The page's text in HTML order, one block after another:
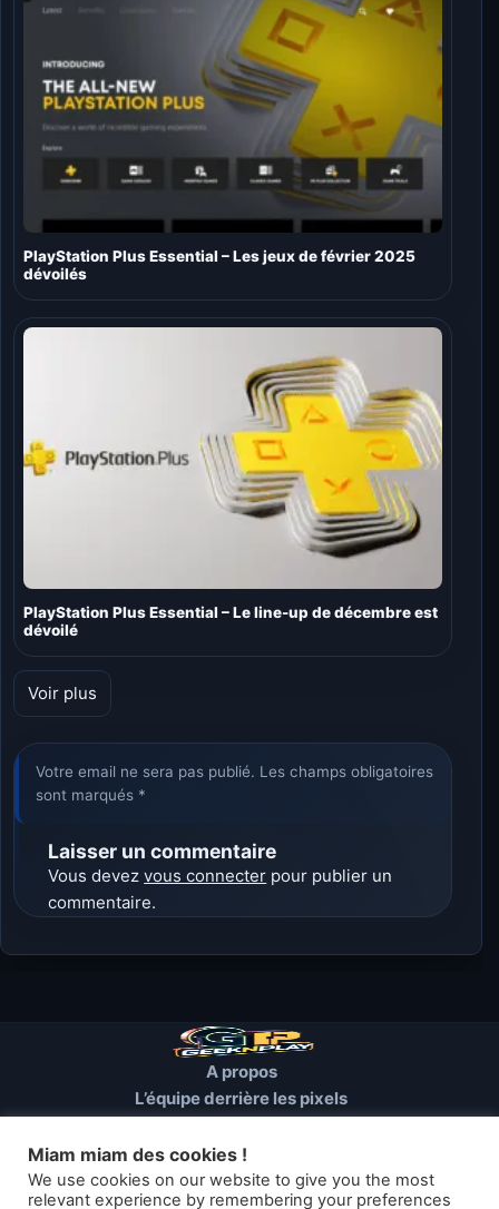
PlayStation Plus Essential – Les jeux de février 2025
dévoilés
PlayStation Plus Essential – Le line-up de décembre est
dévoilé
Voir plus
Votre email ne sera pas publié. Les champs obligatoires
sont marqués *
Laisser un commentaire
Vous devezvous connecter pour publier un
commentaire.
A propos
L’équipe derrière les pixels
Mentions Légales
Cookies et autres traceurs
Miam miam des cookies !
We use cookies on our website to give you the most
relevant experience by remembering your preferences